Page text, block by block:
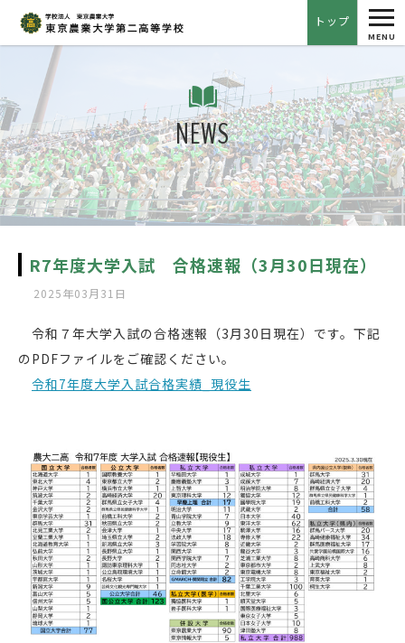
トップ
MENU
NEWS
R7年度大学入試 合格速報（3月30日現在）
2025年03月31日
令和７年大学入試の合格速報（3月30日現在）です。下記
のPDFファイルをご確認ください。
令和7年度大学入試合格実績_現役生